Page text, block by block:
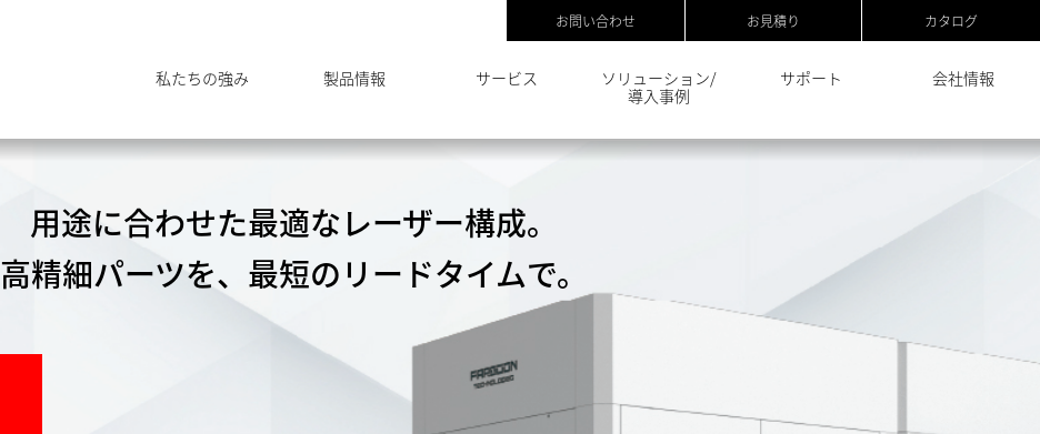
お問い合わせ お見積り カタログ
私たちの強み 製品情報 サービス
ソリューション/
導入事例
サポート 会社情報
用途に合わせた最適なレーザー構成。
高精細パーツを、最短のリードタイムで。